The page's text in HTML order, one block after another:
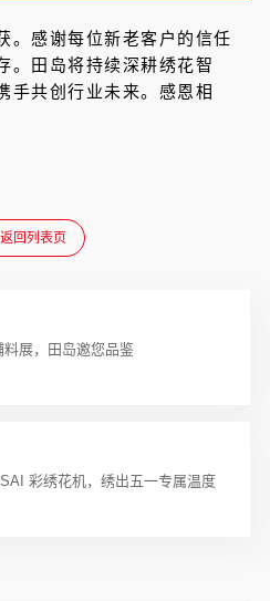
。感谢每位新老客户的信任
。田岛将持续深耕绣花智
手共创行业未来。感恩相
返回列表页
展，田岛邀您品鉴
彩绣花机，绣出五一专属温度